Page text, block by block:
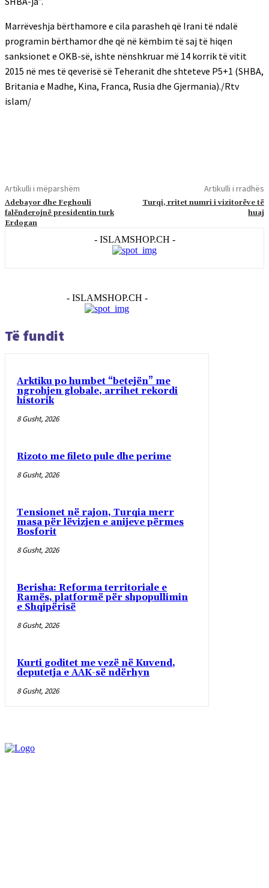
Marrëveshja bërthamore e cila parasheh që Irani të ndalë
programin bërthamor dhe që në këmbim të saj të hiqen
sanksionet e OKB-së, ishte nënshkruar më 14 korrik të vitit
2015 në mes të qeverisë së Teheranit dhe shteteve P5+1 (SHBA,
Britania e Madhe, Kina, Franca, Rusia dhe Gjermania)./Rtv
islam/
Artikulli i mëparshëm
Adebayor dhe Feghouli
falënderojnë presidentin turk
Erdogan
Artikulli i rradhës
Turqi, rritet numri i vizitorëve të
huaj
- ISLAMSHOP.CH -
- ISLAMSHOP.CH -
Të fundit
Arktiku po humbet “betejën” me
ngrohjen globale, arrihet rekordi
historik
8 Gusht, 2026
Rizoto me fileto pule dhe perime
8 Gusht, 2026
Tensionet në rajon, Turqia merr
masa për lëvizjen e anijeve përmes
Bosforit
8 Gusht, 2026
Berisha: Reforma territoriale e
Ramës, platformë për shpopullimin
e Shqipërisë
8 Gusht, 2026
Kurti goditet me vezë në Kuvend,
deputetja e AAK-së ndërhyn
8 Gusht, 2026